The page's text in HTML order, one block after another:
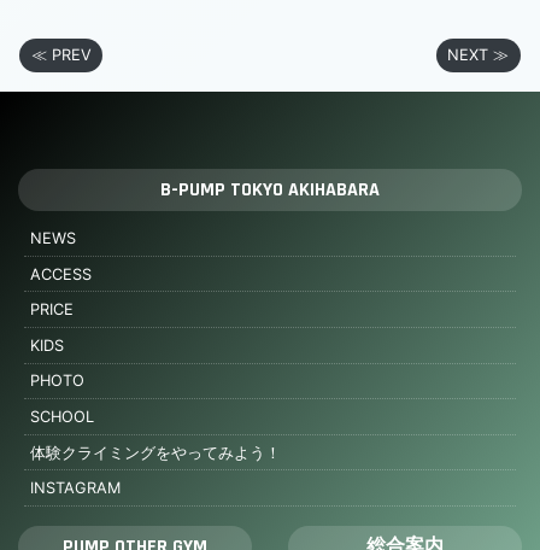
≪ PREV NEXT ≫
B-PUMP TOKYO AKIHABARA
NEWS
ACCESS
PRICE
KIDS
PHOTO
SCHOOL
体験クライミングをやってみよう！
INSTAGRAM